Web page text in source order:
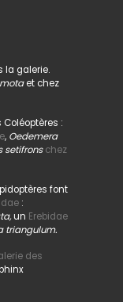
la galerie.
et chez
:
,Oedemera
setifrons chez
font
:
un Erebidae
triangulum.
des